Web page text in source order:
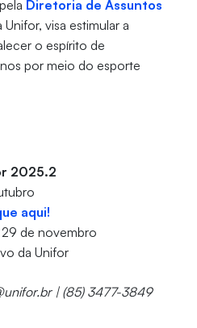
Diretoria de Assuntos
Unifor, visa estimular a
o espírito de
por meio do esporte
2025.2
aqui!
29 de novembro
da Unifor
| (85) 3477-3849